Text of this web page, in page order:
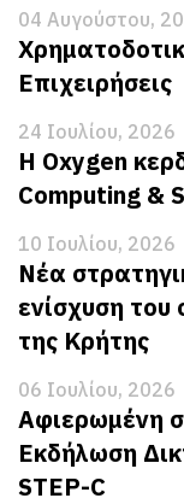
04 Αυγούστου,
Επιχειρήσεις
24 Ιουλίου, 2026
Η Oxygen
Computing &
10 Ιουλίου, 2026
Νέα
ενίσχυση του
της Κρήτης
06 Ιουλίου, 2026
Αφιερωμένη
Εκδήλωση
STEP-C